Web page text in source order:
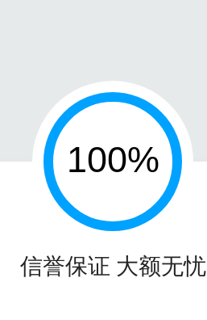
信誉保证 大额无忧